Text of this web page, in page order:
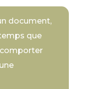
document,
que